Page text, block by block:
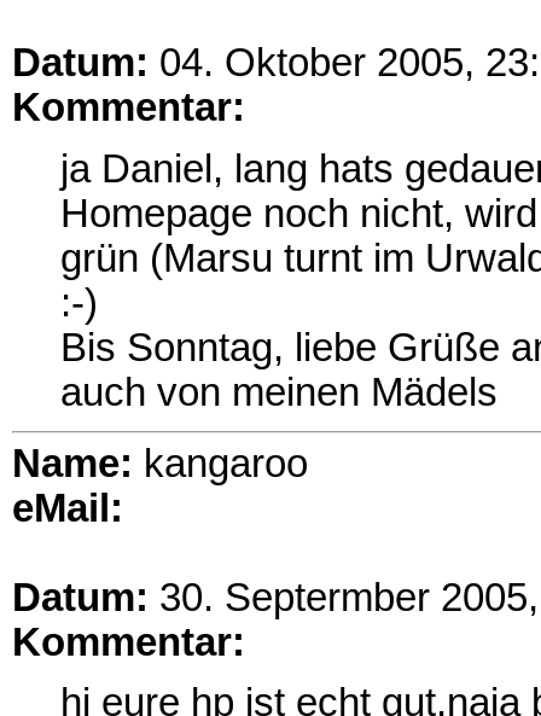
Datum: 04. Oktober 2005,
Kommentar:
ja Daniel, lang hats
Homepage noch nicht,
grün (Marsu turnt im
:-)
Bis Sonntag, liebe Grüße
auch von meinen Mädels
Name: kangaroo
eMail:
Datum: 30. Septermber
Kommentar:
hi eure hp ist echt